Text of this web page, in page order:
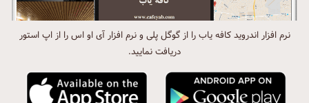
نرم افزار اندروید کافه یاب را از گوگل پلی و نرم افزار آی او اس را از اپ استور
دریافت نمایید.